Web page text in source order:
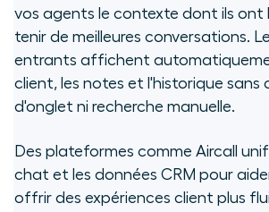
vos agents le contexte dont ils ont
tenir de meilleures conversations.
entrants affichent
client, les notes et l'historique sans
d'onglet ni recherche manuelle.
Des plateformes comme Aircall
chat et les données CRM pour
offrir des expériences client plus